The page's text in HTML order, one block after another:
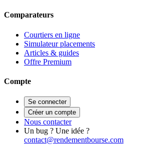
Comparateurs
Courtiers en ligne
Simulateur placements
Articles & guides
Offre Premium
Compte
Se connecter
Créer un compte
Nous contacter
Un bug ? Une idée ?
contact@rendementbourse.com